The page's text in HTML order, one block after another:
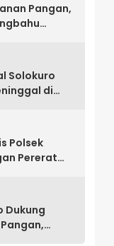
Pangan,
Solokuro
di
Polsek
Pererat
Dukung